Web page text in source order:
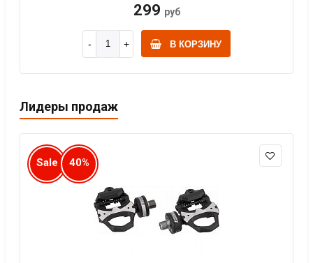
299 руб
В КОРЗИНУ
Лидеры продаж
Sale 40%